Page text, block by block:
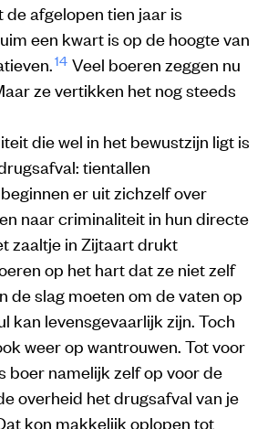
afgelopen tien jaar is
een kwart is op de hoogte van
14 Veel boeren zeggen nu
ze vertikken het nog steeds
die wel in het bewustzijn ligt is
tientallen
er uit zichzelf over
naar criminaliteit in hun directe
zaaltje in Zijtaart drukt
op het hart dat ze niet zelf
de slag moeten om de vaten op
kan levensgevaarlijk zijn. Toch
weer op wantrouwen. Tot voor
boer namelijk zelf op voor de
overheid het drugsafval van je
kon makkelijk oplopen tot